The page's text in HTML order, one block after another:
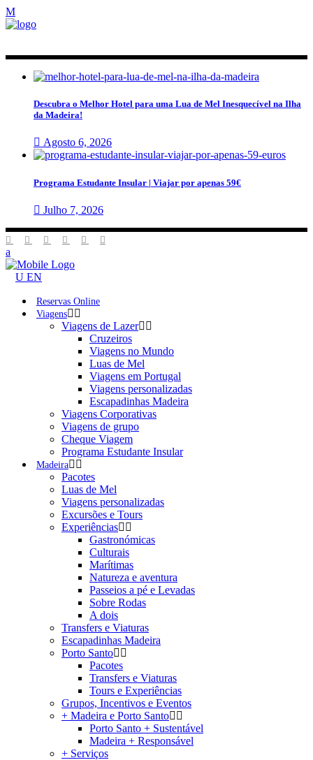
Descubra o Melhor Hotel para uma Lua de Mel Inesquecível na Ilha
da Madeira!
Agosto 6, 2026
Programa Estudante Insular | Viajar por apenas 59€
Julho 7, 2026
EN
Reservas Online
Viagens
Viagens de Lazer
Cruzeiros
Viagens no Mundo
Luas de Mel
Viagens em Portugal
Viagens personalizadas
Escapadinhas Madeira
Viagens Corporativas
Viagens de grupo
Cheque Viagem
Programa Estudante Insular
Madeira
Pacotes
Luas de Mel
Viagens personalizadas
Excursões e Tours
Experiências
Gastronómicas
Culturais
Marítimas
Natureza e aventura
Passeios a pé e Levadas
Sobre Rodas
A dois
Transfers e Viaturas
Escapadinhas Madeira
Porto Santo
Pacotes
Transfers e Viaturas
Tours e Experiências
Grupos, Incentivos e Eventos
+ Madeira e Porto Santo
Porto Santo + Sustentável
Madeira + Responsável
+ Serviços